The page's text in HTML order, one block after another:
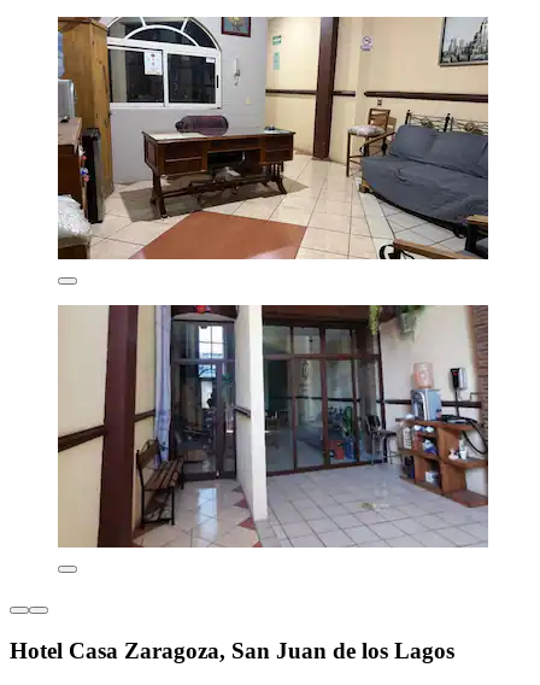
Hotel Casa Zaragoza, San Juan de los Lagos